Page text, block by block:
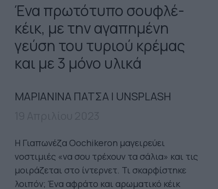
Ένα πρωτότυπο σουφλέ-
κέικ, με την αγαπημένη
γεύση του τυριού κρέμας
και με 3 μόνο υλικά
ΜΑΡΙΑΝΙΝΑ ΠΑΤΣΑ | UNSPLASH
Η Γιαπωνέζα Oochikeron μαγειρεύει
νοστιμιές «να σου τρέχουν τα σάλια» και τις
μοιράζεται στο ίντερνετ. Τι σκαρφίστηκε
λοιπόν; Ένα αφράτο και αρωματικό κέικ